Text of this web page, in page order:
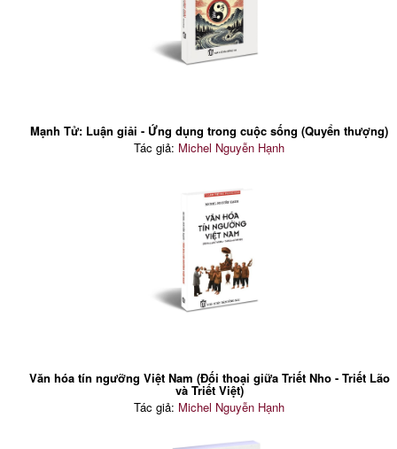
Mạnh Tử: Luận giải - Ứng dụng trong cuộc sống (Quyển thượng)
Tác giả: Michel Nguyễn Hạnh
Văn hóa tín ngưỡng Việt Nam (Đối thoại giữa Triết Nho - Triết Lão
và Triết Việt)
Tác giả: Michel Nguyễn Hạnh